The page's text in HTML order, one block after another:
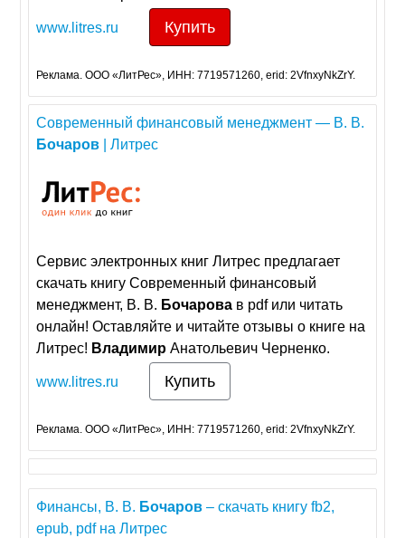
www.litres.ru Купить
Реклама. ООО «ЛитРес», ИНН: 7719571260, erid: 2VfnxyNkZrY.
Современный финансовый менеджмент — В. В.
Бочаров | Литрес
Сервис электронных книг Литрес предлагает
скачать книгу Современный финансовый
менеджмент, В. В. Бочарова в pdf или читать
онлайн! Оставляйте и читайте отзывы о книге на
Литрес! Владимир Анатольевич Черненко.
www.litres.ru Купить
Реклама. ООО «ЛитРес», ИНН: 7719571260, erid: 2VfnxyNkZrY.
Финансы, В. В. Бочаров – скачать книгу fb2,
epub, pdf на Литрес